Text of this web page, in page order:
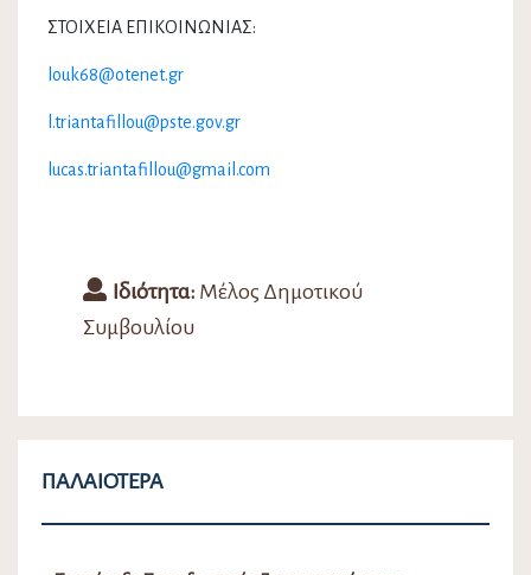
ΣΤΟΙΧΕΙΑ ΕΠΙΚΟΙΝΩΝΙΑΣ:
louk68@otenet.gr
l.triantafillou@pste.gov.gr
lucas.triantafillou@gmail.com
Ιδιότητα: Μέλος Δημοτικού
Συμβουλίου
ΠΑΛΑΙΌΤΕΡΑ